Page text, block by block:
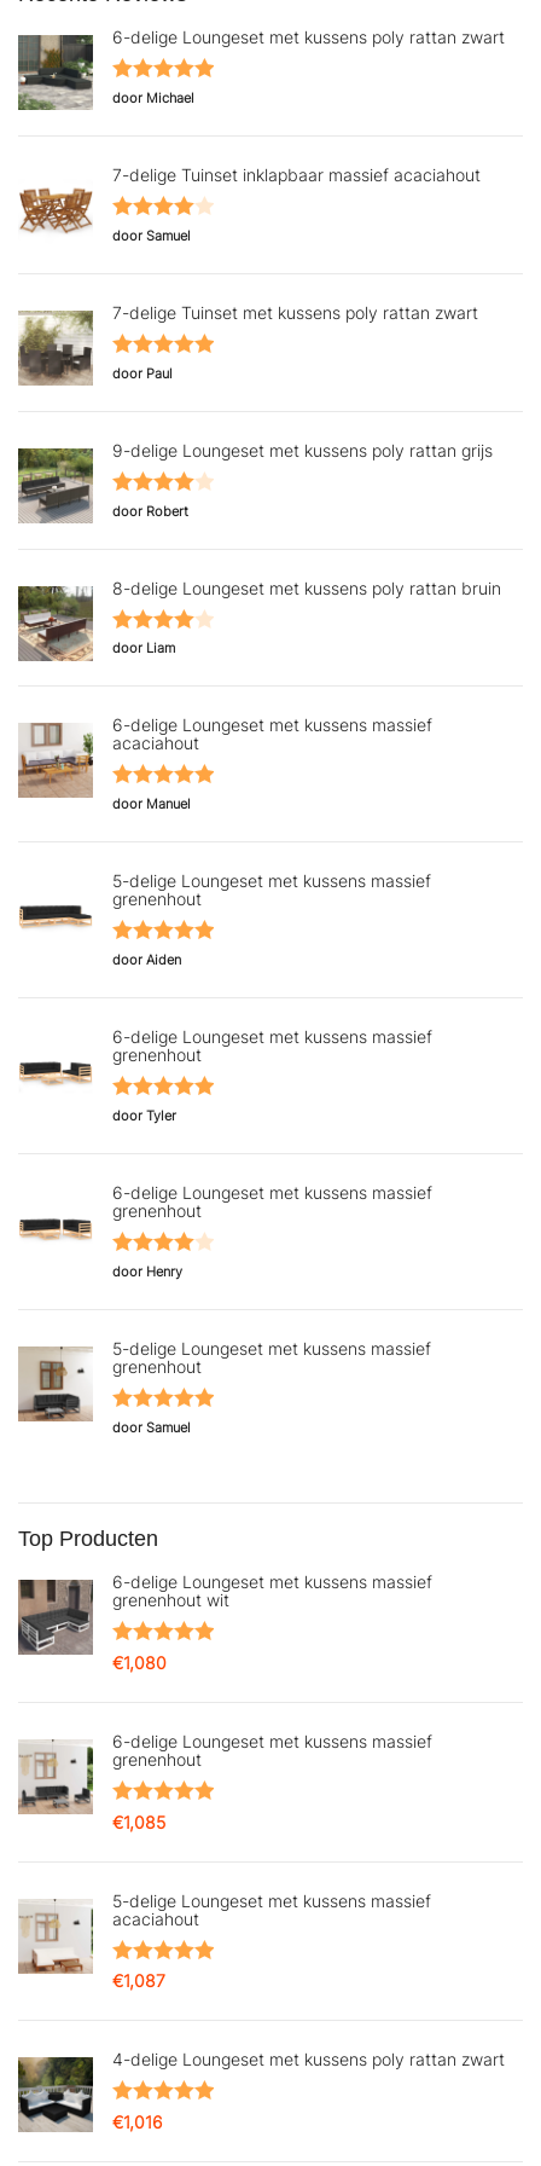
6-delige Loungeset met kussens poly rattan zwart
Gewaardeerd
door Michael
7-delige Tuinset inklapbaar massief acaciahout
Gewaardeerd
door Samuel
7-delige Tuinset met kussens poly rattan zwart
Gewaardeerd
door Paul
9-delige Loungeset met kussens poly rattan grijs
Gewaardeerd
door Robert
8-delige Loungeset met kussens poly rattan bruin
Gewaardeerd
door Liam
6-delige Loungeset met kussens massief
acaciahout
Gewaardeerd
door Manuel
5-delige Loungeset met kussens massief
grenenhout
Gewaardeerd
door Aiden
6-delige Loungeset met kussens massief
grenenhout
Gewaardeerd
door Tyler
6-delige Loungeset met kussens massief
grenenhout
Gewaardeerd
door Henry
5-delige Loungeset met kussens massief
grenenhout
Gewaardeerd
door Samuel
Top Producten
6-delige Loungeset met kussens massief
grenenhout wit
Gewaardeerd
€1,080
6-delige Loungeset met kussens massief
grenenhout
Gewaardeerd
€1,085
5-delige Loungeset met kussens massief
acaciahout
Gewaardeerd
€1,087
4-delige Loungeset met kussens poly rattan zwart
Gewaardeerd
€1,016